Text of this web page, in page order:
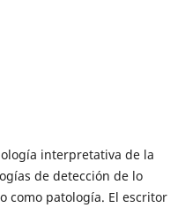
interpretativa de la
de detección de lo
como patología. El escritor